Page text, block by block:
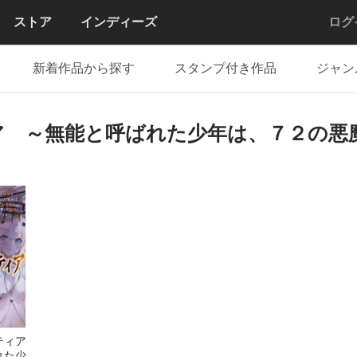
ストア インディーズ ロ
新着作品から探す スタンプ付き作品 ジャ
～無能と呼ばれた少年は、７２の悪
ィア